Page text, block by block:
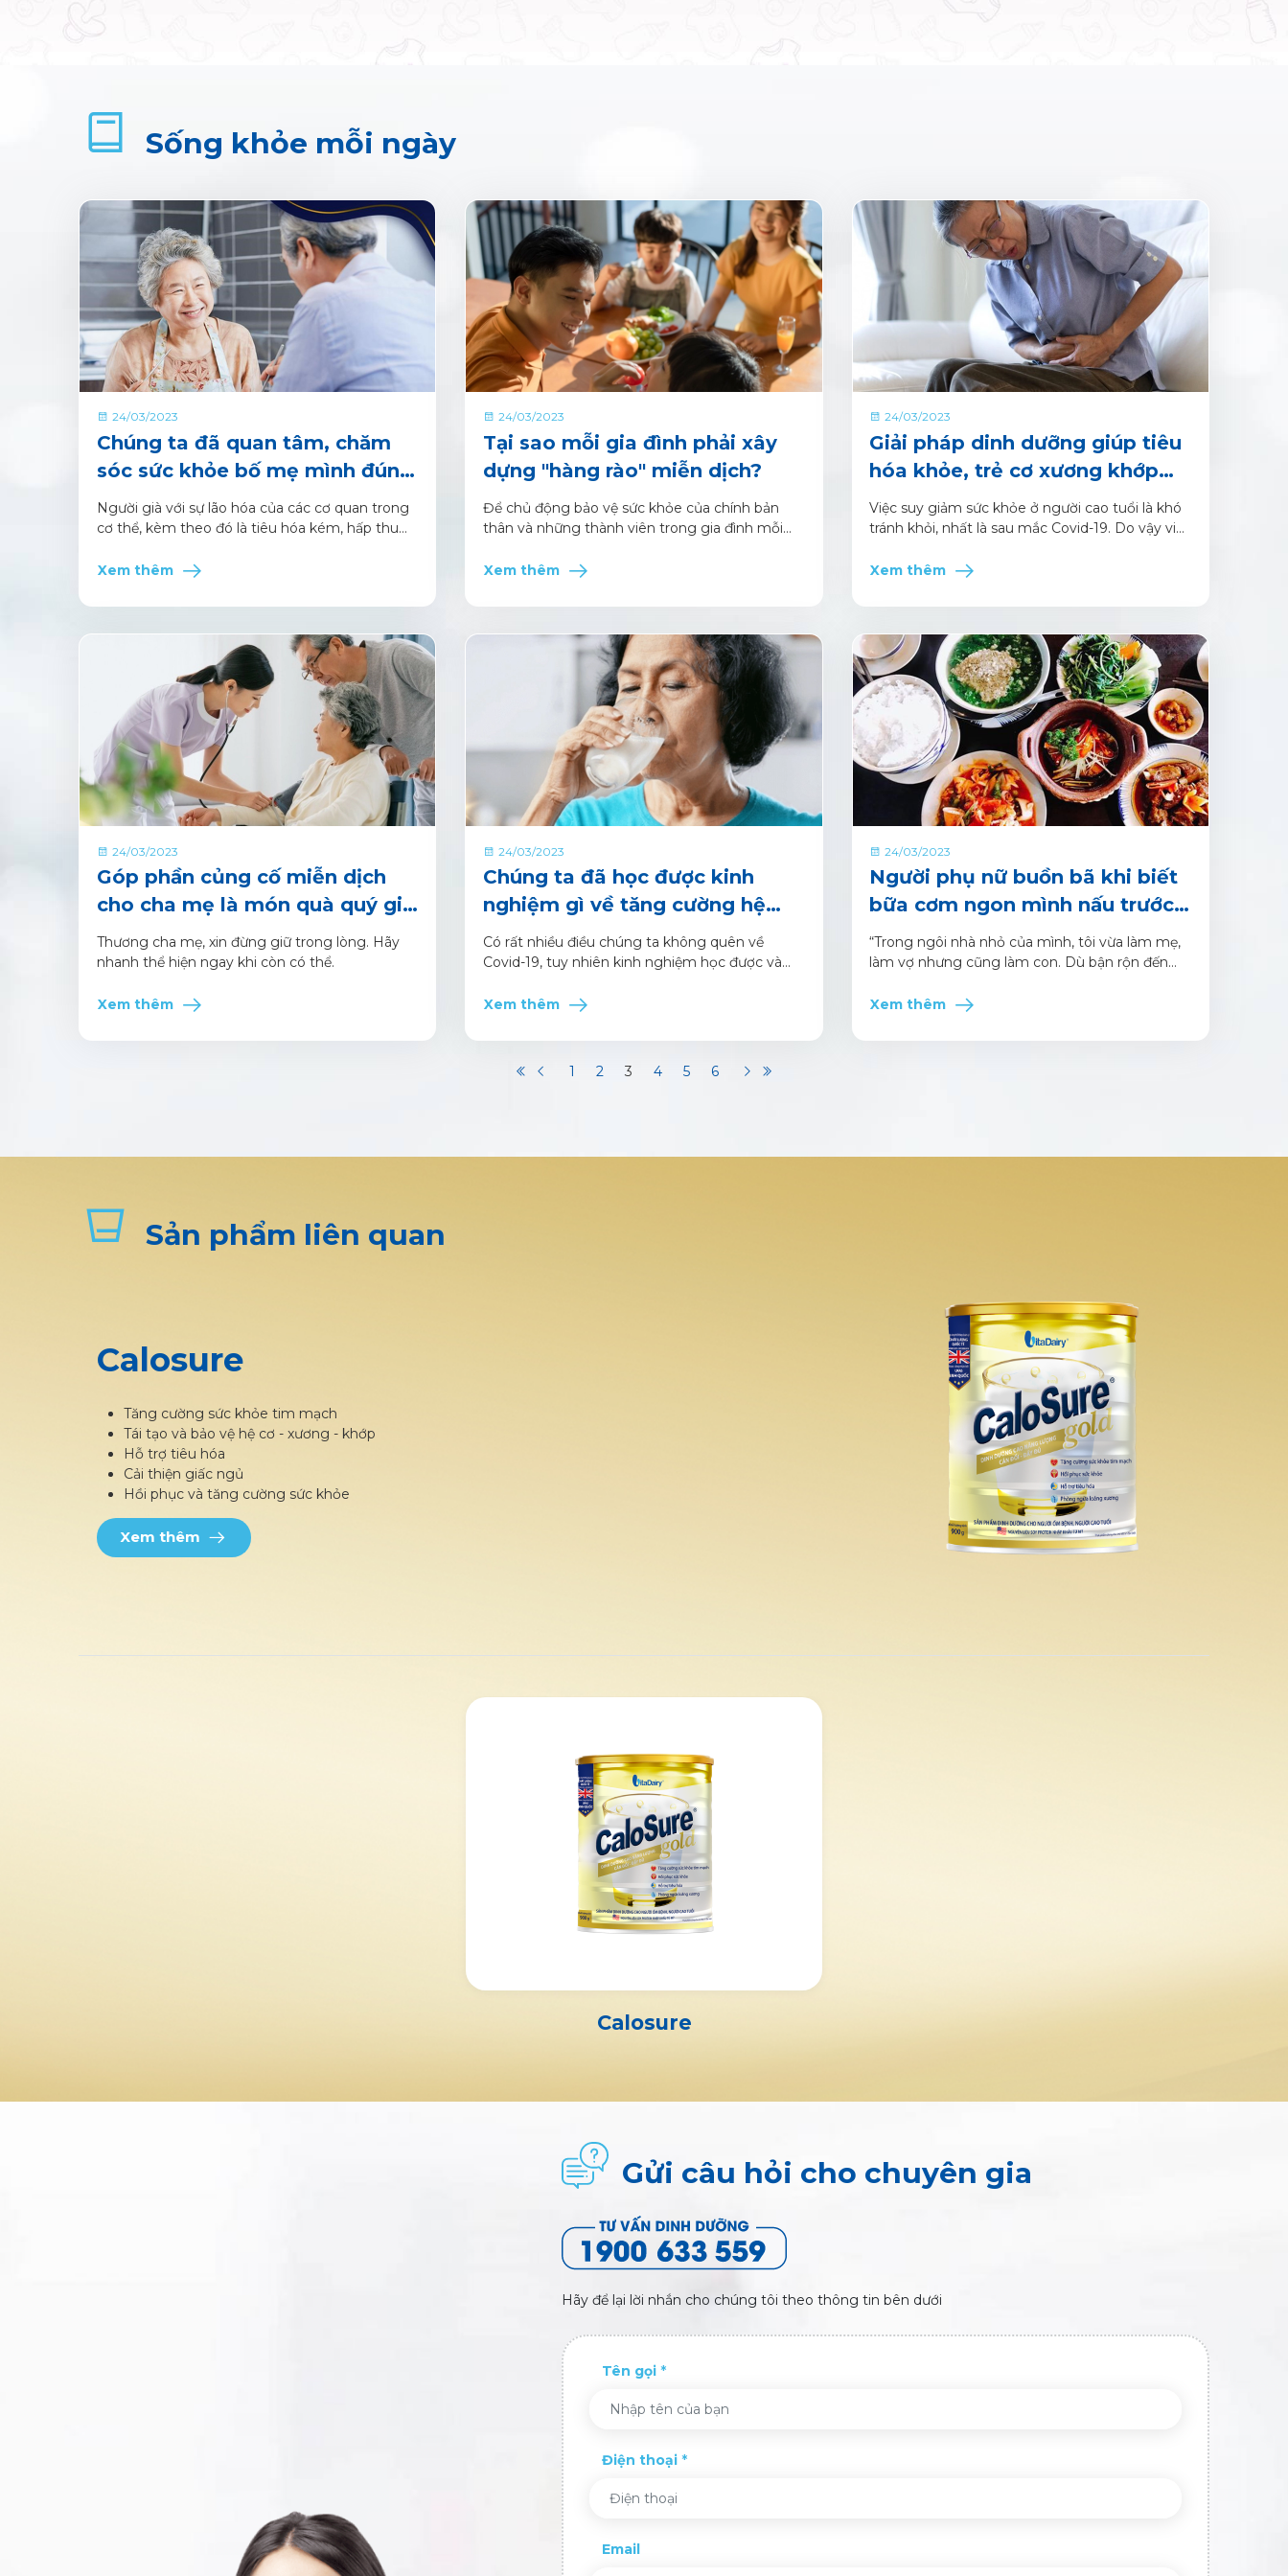
Sống khỏe mỗi ngày
24/03/2023
Chúng ta đã quan tâm, chăm
sóc sức khỏe bố mẹ mình đúng
cách chưa?
Người già với sự lão hóa của các cơ quan trong
cơ thể, kèm theo đó là tiêu hóa kém, hấp thu
thế nào để chăm sóc bố mẹ luôn khoẻ mạnh?
Xem thêm
24/03/2023
Tại sao mỗi gia đình phải xây
dựng "hàng rào" miễn dịch?
Để chủ động bảo vệ sức khỏe của chính bản
thân và những thành viên trong gia đình mỗi
cơ thể bằng những giải pháp an toàn và khoa
Xem thêm
24/03/2023
Giải pháp dinh dưỡng giúp tiêu
hóa khỏe, trẻ cơ xương khớp
cho bố mẹ già
Việc suy giảm sức khỏe ở người cao tuổi là khó
tránh khỏi, nhất là sau mắc Covid-19. Do vậy việc
miễn dịch, tăng cường sức khỏe tiêu hóa cũng
Xem thêm
24/03/2023
Góp phần củng cố miễn dịch
cho cha mẹ là món quà quý giá
nhất
Thương cha mẹ, xin đừng giữ trong lòng. Hãy
nhanh thể hiện ngay khi còn có thể.
Xem thêm
24/03/2023
Chúng ta đã học được kinh
nghiệm gì về tăng cường hệ
miễn dịch?
Có rất nhiều điều chúng ta không quên về
Covid-19, tuy nhiên kinh nghiệm học được và
nhất.
Xem thêm
24/03/2023
Người phụ nữ buồn bã khi biết
bữa cơm ngon mình nấu trước
nay chưa từng “tròn vị gia
đình”
“Trong ngôi nhà nhỏ của mình, tôi vừa làm mẹ,
làm vợ nhưng cũng làm con. Dù bận rộn đến
bữa cơm tươm tất nhất. Cho đến một ngày, tôi
Xem thêm
1 2 3 4 5 6
Sản phẩm liên quan
Calosure
Tăng cường sức khỏe tim mạch
Tái tạo và bảo vệ hệ cơ - xương - khớp
Hỗ trợ tiêu hóa
Cải thiện giấc ngủ
Hồi phục và tăng cường sức khỏe
Xem thêm
Calosure
Gửi câu hỏi cho chuyên gia
Hãy để lại lời nhắn cho chúng tôi theo thông tin bên dưới
Tên gọi
Điện thoại
Email